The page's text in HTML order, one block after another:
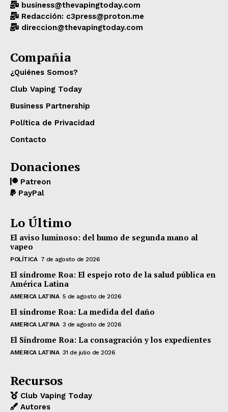
business@thevapingtoday.com
Redacción: c3press@proton.me
direccion@thevapingtoday.com
Compañia
¿Quiénes Somos?
Club Vaping Today
Business Partnership
Política de Privacidad
Contacto
Donaciones
Patreon
PayPal
Lo Último
El aviso luminoso: del humo de segunda mano al
vapeo
POLÍTICA 7 de agosto de 2026
El síndrome Roa: El espejo roto de la salud pública en
América Latina
AMERICA LATINA 5 de agosto de 2026
El síndrome Roa: La medida del daño
AMERICA LATINA 3 de agosto de 2026
El Síndrome Roa: La consagración y los expedientes
AMERICA LATINA 31 de julio de 2026
Recursos
Club Vaping Today
Autores